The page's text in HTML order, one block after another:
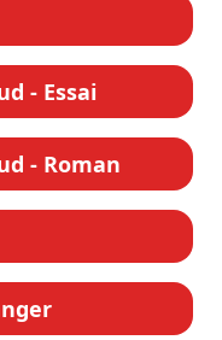
- Essai
- Roman